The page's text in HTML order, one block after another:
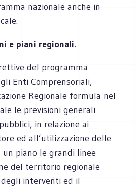
nazionale anche in
e piani regionali.
del programma
Enti Comprensoriali,
Regionale formula nel
le previsioni generali
in relazione ai
ed all’utilizzazione delle
un piano le grandi linee
del territorio regionale
interventi ed il